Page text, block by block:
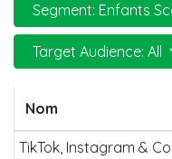
Segment: Enfants
Target Audience: All
Nom
TikTok, Instagram &